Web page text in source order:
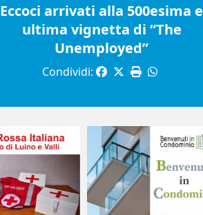
Eccoci arrivati alla 500esima e
ultima vignetta di “The
Unemployed”
Condividi: